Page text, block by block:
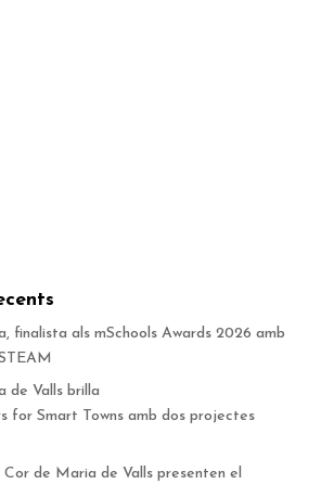
finalista als mSchools Awards 2026 amb
de Valls brilla
for Smart Towns amb dos projectes
Cor de Maria de Valls presenten el